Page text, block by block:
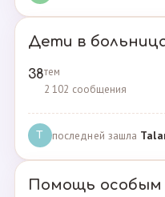
Дети в
38тем
2 102 сообщения
T последней зашла
Помощь особым